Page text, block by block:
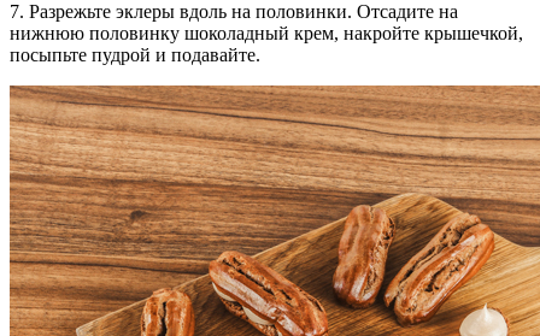
7. Разрежьте эклеры вдоль на половинки. Отсадите на
нижнюю половинку шоколадный крем, накройте крышечкой,
посыпьте пудрой и подавайте.